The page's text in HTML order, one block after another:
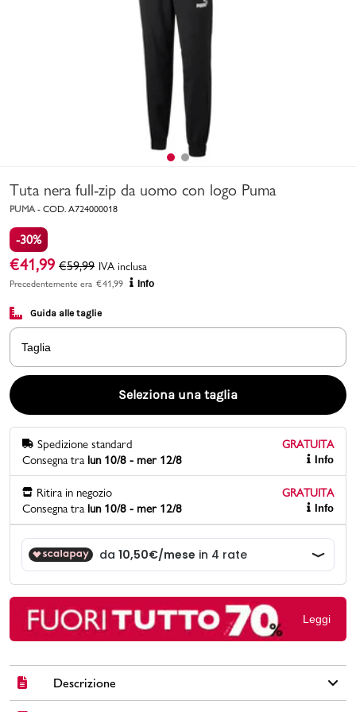
Bambino
Valigie
Marchi
Accedi | Registrati
Carrello
Promo & News
negozi
contatti
pcard
Gift card
Tuta nera full-zip da uomo con logo Puma
PUMA - COD. A724000018
-30%
€41,99 €59,99 IVA inclusa
Precedentemente era €41,99 Info
Guida alle taglie
Taglia
Seleziona una taglia
Spedizione standard
GRATUITA
Consegna tra lun 10/8 - mer 12/8 Info
Ritira in negozio
GRATUITA
Consegna tra lun 10/8 - mer 12/8 Info
Leggi
Descrizione